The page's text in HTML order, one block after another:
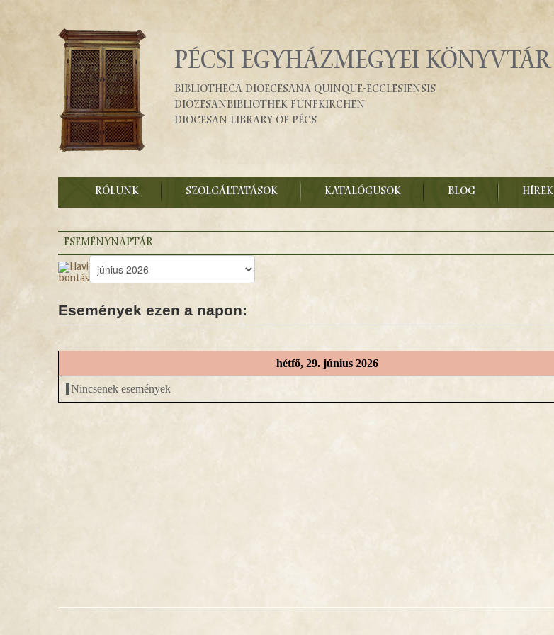
PÉCSI EGYHÁZMEGYEI KÖNYVTÁR
Bibliotheca Dioecesana Quinque-Ecclesiensis
Diözesanbibliothek Fünfkirchen
Diocesan Library of Pécs
RÓLUNK SZOLGÁLTATÁSOK KATALÓGUSOK BLOG HÍREK
ESEMÉNYNAPTÁR
Események ezen a napon:
hétfő, 29. június 2026
Nincsenek események